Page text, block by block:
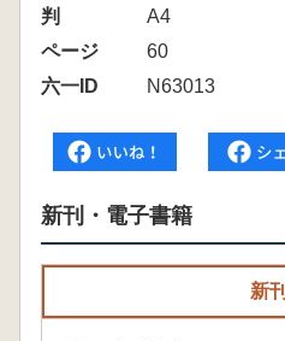
判
A4
ページ
60
六一ID
N63013
新刊・電子書籍
新刊